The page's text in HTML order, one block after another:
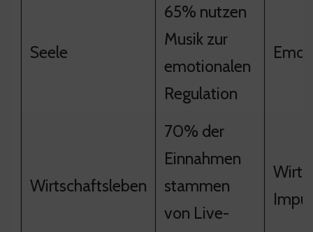
Seele
65% nutzen
Musik zur
emotionalen
Regulation
Wirtschaftsleben
70% der
Einnahmen
stammen
von Live-